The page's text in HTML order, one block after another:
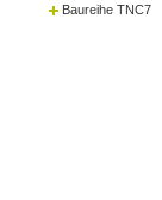
Baureihe TNC7